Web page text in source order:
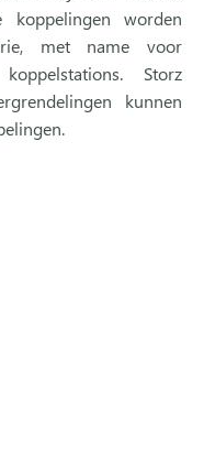
koppelingen worden
met name voor
Storz
kunnen